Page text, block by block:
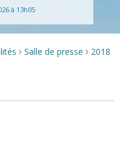
à 13h05
> Salle de presse > 2018